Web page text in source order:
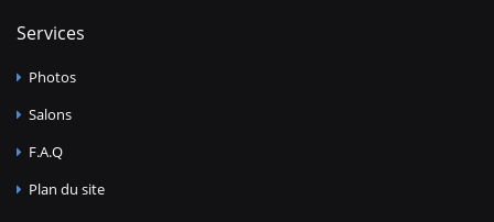
Services
Photos
Salons
F.A.Q
Plan du site